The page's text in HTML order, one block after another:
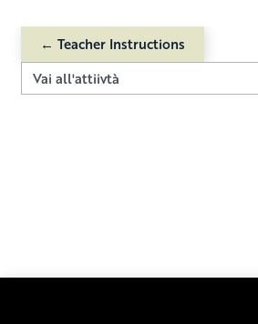
← Teacher Instructions
Vai all'attiivtà